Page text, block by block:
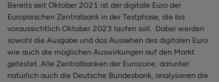
Bereits seit Oktober 2021 ist der digitale Euro der
Europäischen Zentralbank in der Testphase, die bis
voraussichtlich Oktober 2023 laufen soll. Dabei werden
sowohl die Ausgabe und das Aussehen des digitalen Euro
wie auch die möglichen Auswirkungen auf den Markt
getestet. Alle Zentralbanken der Eurozone, darunter
natürlich auch die Deutsche Bundesbank, analysieren die